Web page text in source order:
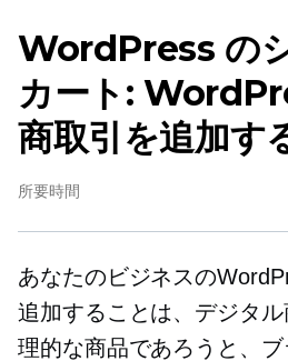
WordPress の
カート:
商取引を追加す
所要時間
あなたのビジネスの
追加することは、デジタ
理的な商品であろうと、